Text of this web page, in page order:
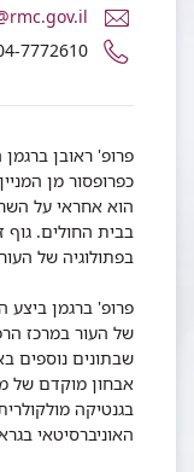
דואר
אלקטרוני
פרופ'
ברגמן
מספר
טלפון
ראובן
ברגמן
7772610
פרופ' ראובן
כפרופסור מן
הוא אחראי על
בבית החולים. גוף
בפתולוגיה של
פרופ' ברגמן ביצע
שבתונים נוספים
בגנטיקה
האוניברסיטאי